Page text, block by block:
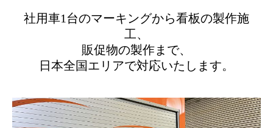
社用車1台のマーキングから看板の製作施
工、
販促物の製作まで、
日本全国エリアで対応いたします。